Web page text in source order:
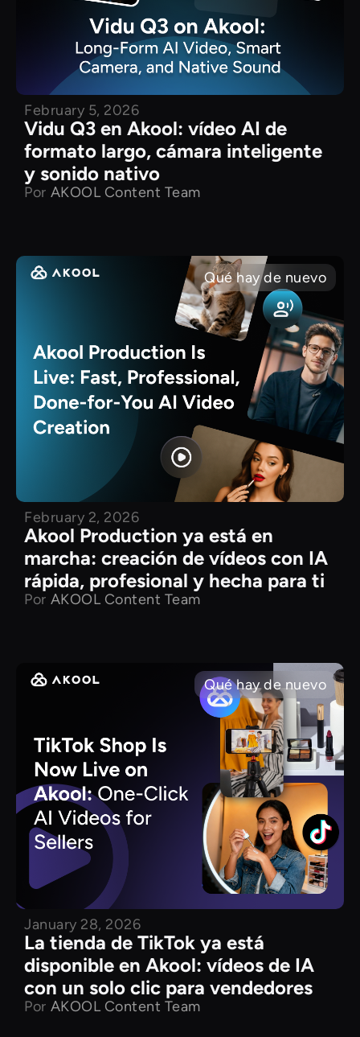
February 5, 2026
Vidu Q3 en Akool: vídeo AI de
formato largo, cámara inteligente
y sonido nativo
Por AKOOL Content Team
Qué hay de nuevo
February 2, 2026
Akool Production ya está en
marcha: creación de vídeos con IA
rápida, profesional y hecha para ti
Por AKOOL Content Team
Qué hay de nuevo
January 28, 2026
La tienda de TikTok ya está
disponible en Akool: vídeos de IA
con un solo clic para vendedores
Por AKOOL Content Team